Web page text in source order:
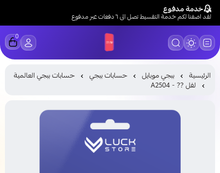
خدمة مدفوع
لقد اضفنا لكم خدمة التقسيط تصل الى ٦ دفعات عبر مدفوع
LUCK STORE
0
الرئيسية ببجي موبايل حسابات ببجي
حسابات ببجي العالمية
لفل ?? - A2504